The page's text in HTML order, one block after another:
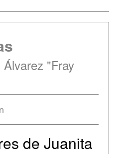
"Fray
de Juanita